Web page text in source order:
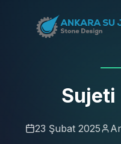
Sujeti
23 Şubat 2025